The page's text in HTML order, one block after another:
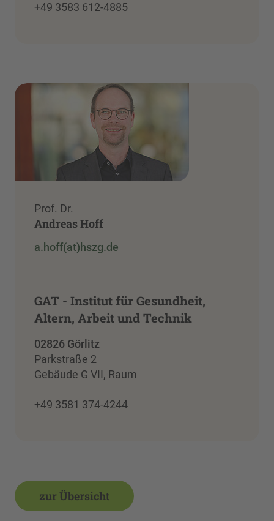
+49 3583 612-4885
Prof. Dr.
Andreas Hoff
a.hoff(at)hszg.de
GAT - Institut für Gesundheit,
Altern, Arbeit und Technik
02826 Görlitz
Parkstraße 2
Gebäude G VII, Raum
+49 3581 374-4244
zur Übersicht